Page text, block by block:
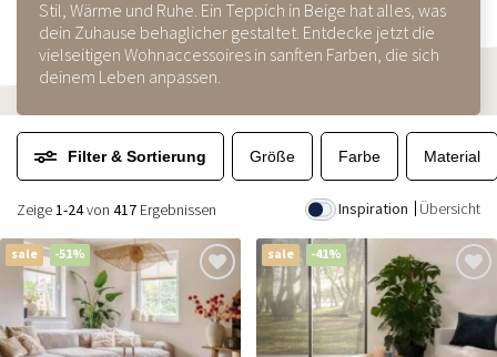
Stil, Wärme und Ruhe. Ein Teppich in Beige hat alles, was
dein Zuhause behaglicher gestaltet. Entdecke jetzt die
vielseitigen Wohnaccessoires in sanften Farben, die sich
deinem Leben anpassen.
Filter & Sortierung Größe Farbe Material
Inspiration Übersicht
Zeige1-24von 417 Ergebnissen
sale -51% sale -41%